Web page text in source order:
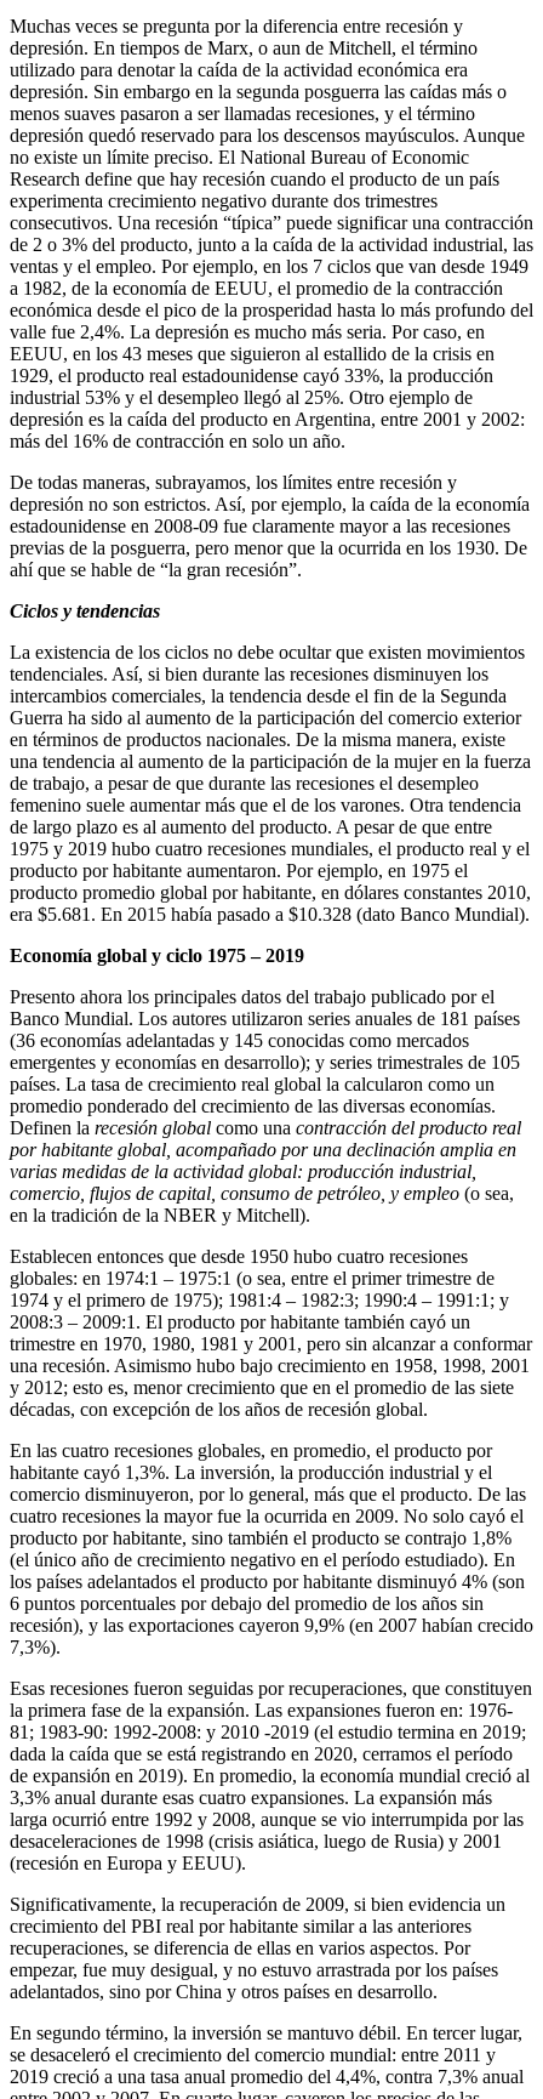
Muchas veces se pregunta por la diferencia entre recesión y
depresión. En tiempos de Marx, o aun de Mitchell, el término
utilizado para denotar la caída de la actividad económica era
depresión. Sin embargo en la segunda posguerra las caídas más o
menos suaves pasaron a ser llamadas recesiones, y el término
depresión quedó reservado para los descensos mayúsculos. Aunque
no existe un límite preciso. El National Bureau of Economic
Research define que hay recesión cuando el producto de un país
experimenta crecimiento negativo durante dos trimestres
consecutivos. Una recesión “típica” puede significar una contracción
de 2 o 3% del producto, junto a la caída de la actividad industrial, las
ventas y el empleo. Por ejemplo, en los 7 ciclos que van desde 1949
a 1982, de la economía de EEUU, el promedio de la contracción
económica desde el pico de la prosperidad hasta lo más profundo del
valle fue 2,4%. La depresión es mucho más seria. Por caso, en
EEUU, en los 43 meses que siguieron al estallido de la crisis en
1929, el producto real estadounidense cayó 33%, la producción
industrial 53% y el desempleo llegó al 25%. Otro ejemplo de
depresión es la caída del producto en Argentina, entre 2001 y 2002:
más del 16% de contracción en solo un año.
De todas maneras, subrayamos, los límites entre recesión y
depresión no son estrictos. Así, por ejemplo, la caída de la economía
estadounidense en 2008-09 fue claramente mayor a las recesiones
previas de la posguerra, pero menor que la ocurrida en los 1930. De
ahí que se hable de “la gran recesión”.
Ciclos y tendencias
La existencia de los ciclos no debe ocultar que existen movimientos
tendenciales. Así, si bien durante las recesiones disminuyen los
intercambios comerciales, la tendencia desde el fin de la Segunda
Guerra ha sido al aumento de la participación del comercio exterior
en términos de productos nacionales. De la misma manera, existe
una tendencia al aumento de la participación de la mujer en la fuerza
de trabajo, a pesar de que durante las recesiones el desempleo
femenino suele aumentar más que el de los varones. Otra tendencia
de largo plazo es al aumento del producto. A pesar de que entre
1975 y 2019 hubo cuatro recesiones mundiales, el producto real y el
producto por habitante aumentaron. Por ejemplo, en 1975 el
producto promedio global por habitante, en dólares constantes 2010,
era $5.681. En 2015 había pasado a $10.328 (dato Banco Mundial).
Economía global y ciclo 1975 – 2019
Presento ahora los principales datos del trabajo publicado por el
Banco Mundial. Los autores utilizaron series anuales de 181 países
(36 economías adelantadas y 145 conocidas como mercados
emergentes y economías en desarrollo); y series trimestrales de 105
países. La tasa de crecimiento real global la calcularon como un
promedio ponderado del crecimiento de las diversas economías.
Definen la recesión global como una contracción del producto real
por habitante global, acompañado por una declinación amplia en
varias medidas de la actividad global: producción industrial,
comercio, flujos de capital, consumo de petróleo, y empleo (o sea,
en la tradición de la NBER y Mitchell).
Establecen entonces que desde 1950 hubo cuatro recesiones
globales: en 1974:1 – 1975:1 (o sea, entre el primer trimestre de
1974 y el primero de 1975); 1981:4 – 1982:3; 1990:4 – 1991:1; y
2008:3 – 2009:1. El producto por habitante también cayó un
trimestre en 1970, 1980, 1981 y 2001, pero sin alcanzar a conformar
una recesión. Asimismo hubo bajo crecimiento en 1958, 1998, 2001
y 2012; esto es, menor crecimiento que en el promedio de las siete
décadas, con excepción de los años de recesión global.
En las cuatro recesiones globales, en promedio, el producto por
habitante cayó 1,3%. La inversión, la producción industrial y el
comercio disminuyeron, por lo general, más que el producto. De las
cuatro recesiones la mayor fue la ocurrida en 2009. No solo cayó el
producto por habitante, sino también el producto se contrajo 1,8%
(el único año de crecimiento negativo en el período estudiado). En
los países adelantados el producto por habitante disminuyó 4% (son
6 puntos porcentuales por debajo del promedio de los años sin
recesión), y las exportaciones cayeron 9,9% (en 2007 habían crecido
7,3%).
Esas recesiones fueron seguidas por recuperaciones, que constituyen
la primera fase de la expansión. Las expansiones fueron en: 1976-
81; 1983-90: 1992-2008: y 2010 -2019 (el estudio termina en 2019;
dada la caída que se está registrando en 2020, cerramos el período
de expansión en 2019). En promedio, la economía mundial creció al
3,3% anual durante esas cuatro expansiones. La expansión más
larga ocurrió entre 1992 y 2008, aunque se vio interrumpida por las
desaceleraciones de 1998 (crisis asiática, luego de Rusia) y 2001
(recesión en Europa y EEUU).
Significativamente, la recuperación de 2009, si bien evidencia un
crecimiento del PBI real por habitante similar a las anteriores
recuperaciones, se diferencia de ellas en varios aspectos. Por
empezar, fue muy desigual, y no estuvo arrastrada por los países
adelantados, sino por China y otros países en desarrollo.
En segundo término, la inversión se mantuvo débil. En tercer lugar,
se desaceleró el crecimiento del comercio mundial: entre 2011 y
2019 creció a una tasa anual promedio del 4,4%, contra 7,3% anual